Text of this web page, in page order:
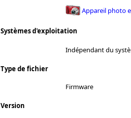
Appareil photo
Systèmes d'exploitation
Indépendant du
Type de fichier
Firmware
Version